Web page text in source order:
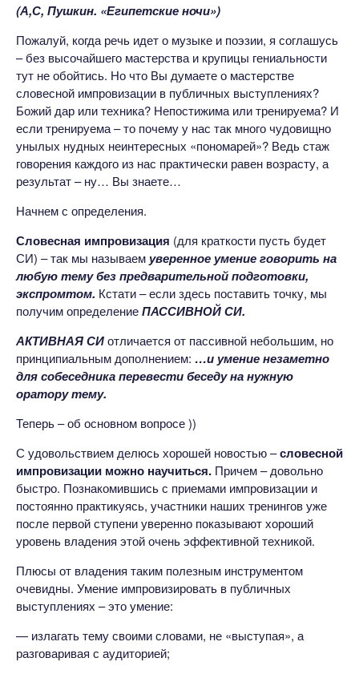
(А,С, Пушкин. «Египетские ночи»)
Пожалуй, когда речь идет о музыке и поэзии, я соглашусь
– без высочайшего мастерства и крупицы гениальности
тут не обойтись. Но что Вы думаете о мастерстве
словесной импровизации в публичных выступлениях?
Божий дар или техника? Непостижима или тренируема? И
если тренируема – то почему у нас так много чудовищно
унылых нудных неинтересных «пономарей»? Ведь стаж
говорения каждого из нас практически равен возрасту, а
результат – ну… Вы знаете…
Начнем с определения.
Словесная импровизация (для краткости пусть будет
СИ) – так мы называем уверенное умение говорить на
любую тему без предварительной подготовки,
экспромтом. Кстати – если здесь поставить точку, мы
получим определениеПАССИВНОЙ СИ.
АКТИВНАЯ СИотличается от пассивной небольшим, но
принципиальным дополнением: …и умение незаметно
для собеседника перевести беседу на нужную
оратору тему.
Теперь – об основном вопросе ))
С удовольствием делюсь хорошей новостью –словесной
импровизации можно научиться. Причем – довольно
быстро. Познакомившись с приемами импровизации и
постоянно практикуясь, участники наших тренингов уже
после первой ступени уверенно показывают хороший
уровень владения этой очень эффективной техникой.
Плюсы от владения таким полезным инструментом
очевидны. Умение импровизировать в публичных
выступлениях – это умение:
— излагать тему своими словами, не «выступая», а
разговаривая с аудиторией;